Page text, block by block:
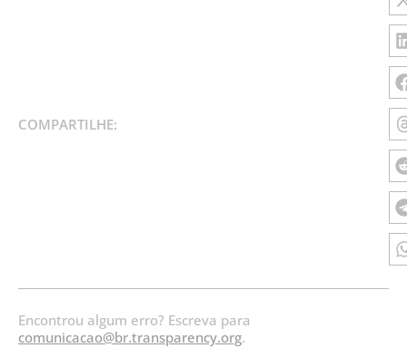
COMPARTILHE:
Encontrou algum erro? Escreva para
comunicacao@br.transparency.org.